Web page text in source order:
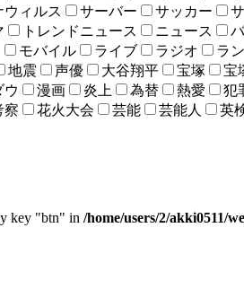
ウィルス サーバー サッカー
トレンドニュース ニュース
モバイル ライブ ラジオ ラ
地震 声優 大谷翔平 宝塚 宝
ウ 漫画 炎上 為替 熱愛 犯
察 花火大会 芸能 芸能人 英
key "btn" in /home/users/2/akki0511/